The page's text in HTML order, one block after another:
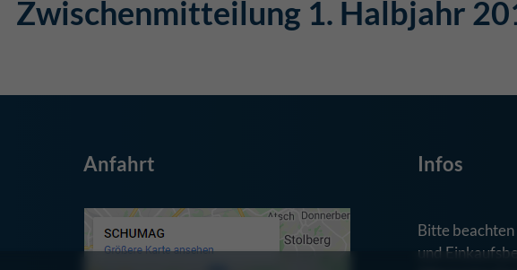
Zwischenmitteilung 1. Halbjahr
Anfahrt Infos
Bitte beachten
und